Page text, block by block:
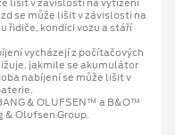
se může lišit v závislosti na
řidiče, kondici vozu a stáří
vycházejí z počítačových
jakmile se akumulátor
nabíjení se může lišit v
& OLUFSEN™ a B&O™
& Olufsen Group.